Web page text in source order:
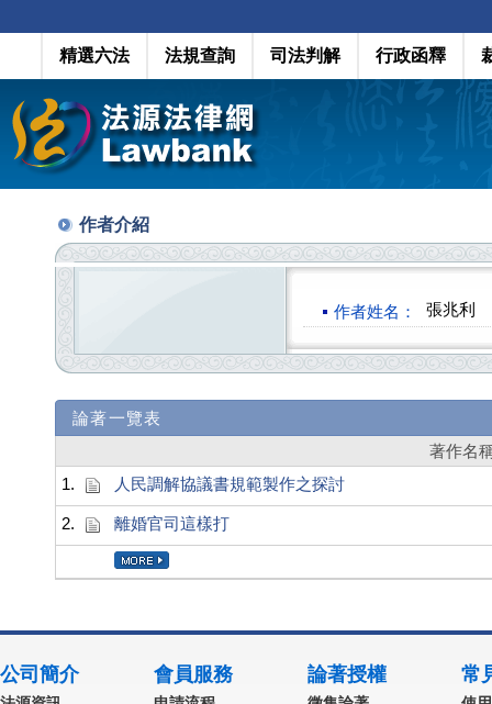
精選六法 法規查詢 司法判解 行政函釋
作者介紹
作者姓名： 張兆利
論著一覽表
著作名
1.
人民調解協議書規範製作之探討
2. 離婚官司這樣打
公司簡介 會員服務 論著授權 常